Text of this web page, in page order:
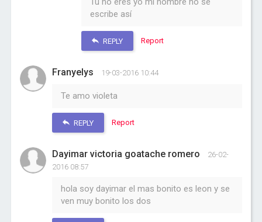
escribe así
REPLY Report
Franyelys 19-03-2016 10:44
Te amo violeta
REPLY Report
Dayimar victoria goatache romero
26-02-
2016 08:57
hola soy dayimar el mas bonito es leon y se
ven muy bonito los dos